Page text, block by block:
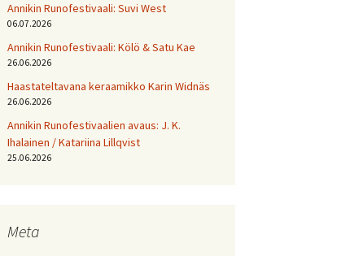
Annikin Runofestivaali: Suvi West
06.07.2026
Annikin Runofestivaali: Kölö & Satu Kae
26.06.2026
Haastateltavana keraamikko Karin Widnäs
26.06.2026
Annikin Runofestivaalien avaus: J. K.
Ihalainen / Katariina Lillqvist
25.06.2026
Meta